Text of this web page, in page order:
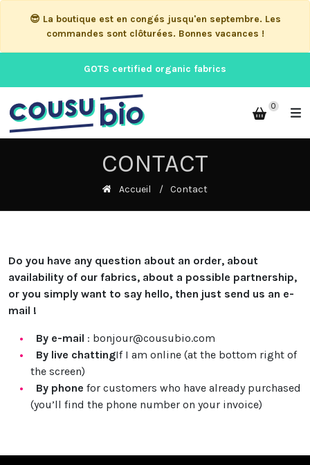
😎 La boutique est en congés jusqu'en septembre. Les
commandes sont clôturées. Bonnes vacances !
GOTS certified organic fabrics
0
CONTACT
Accueil Contact
Do you have any question about an order, about
availability of our fabrics, about a possible partnership,
or you simply want to say hello, then just send us an e-
mail !
By e-mail : bonjour@cousubio.com
By live chattingIf I am online (at the bottom right of
the screen)
By phone for customers who have already purchased
(you’ll find the phone number on your invoice)